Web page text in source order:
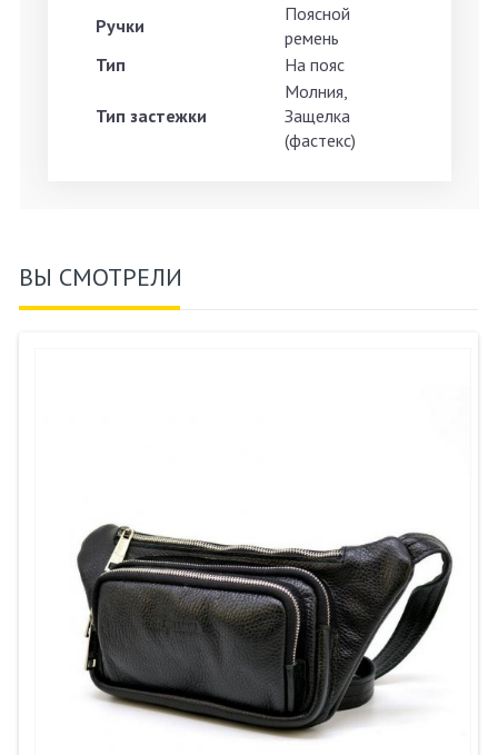
Ручки
Поясной
ремень
Тип
На пояс
Тип застежки
Молния,
Защелка
(фастекс)
ВЫ СМОТРЕЛИ